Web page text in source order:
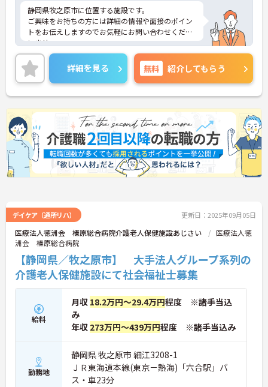
静岡県牧之原市に位置する施設です。
ご興味をお持ちの方には詳細の情報や面接のポイン
トをお伝えしますのでお気軽にお問い合わせくださ
いませ。
詳細を見る 無料 紹介してもらう
デイケア（通所リハ） 更新日：2025年09月05日
医療法人徳洲会 榛原総合病院介護老人保健施設あじさい
医療法人徳
洲会 榛原総合病院
【静岡県／牧之原市】 大手法人グループ系列の
介護老人保健施設にて社会福祉士募集
給料
月収 18.2万円～29.4万円程度 ※諸手当込
み
年収 273万円～439万円程度 ※諸手当込み
勤務地
静岡県 牧之原市 細江3208-1
ＪＲ東海道本線(東京－熱海)「六合駅」バ
ス・車23分